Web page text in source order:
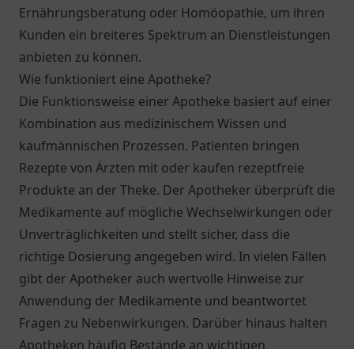
Ernährungsberatung oder Homöopathie, um ihren
Kunden ein breiteres Spektrum an Dienstleistungen
anbieten zu können.
Wie funktioniert eine Apotheke?
Die Funktionsweise einer Apotheke basiert auf einer
Kombination aus medizinischem Wissen und
kaufmännischen Prozessen. Patienten bringen
Rezepte von Ärzten mit oder kaufen rezeptfreie
Produkte an der Theke. Der Apotheker überprüft die
Medikamente auf mögliche Wechselwirkungen oder
Unverträglichkeiten und stellt sicher, dass die
richtige Dosierung angegeben wird. In vielen Fällen
gibt der Apotheker auch wertvolle Hinweise zur
Anwendung der Medikamente und beantwortet
Fragen zu Nebenwirkungen. Darüber hinaus halten
Apotheken häufig Bestände an wichtigen